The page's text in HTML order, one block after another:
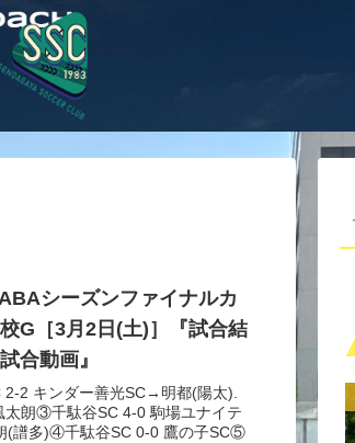
シーズンファイナルカ
G［3月2日(土)］『試合結
合動画』
2 キンダー善光SC→明都(陽太).
朗③千駄谷SC 4-0 駒場ユナイテ
(譜多)④千駄谷SC 0-0 鷹の子SC⑤